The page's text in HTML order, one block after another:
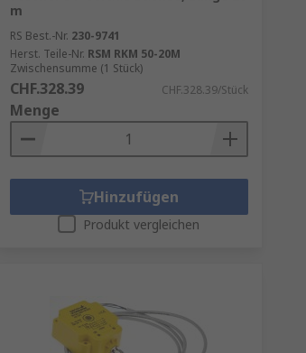
m
RS Best.-Nr. 230-9741
Herst. Teile-Nr. RSM RKM 50-20M
Zwischensumme (1 Stück)
CHF.328.39 CHF.328.39/Stück
Menge
Hinzufügen
Produkt vergleichen